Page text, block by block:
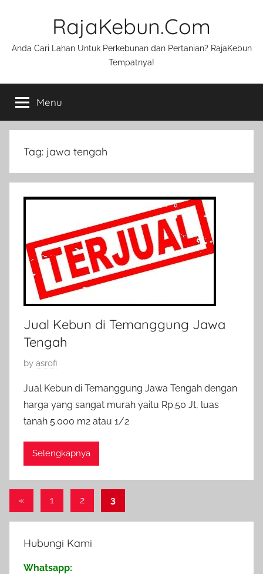
RajaKebun.Com
Anda Cari Lahan Untuk Perkebunan dan Pertanian? RajaKebun
Tempatnya!
Menu
Tag: jawa tengah
Jual Kebun di Temanggung Jawa
Tengah
P
s
t
e
d
M
2
0
by asrofi
Jual Kebun di Temanggung Jawa Tengah dengan
harga yang sangat murah yaitu Rp.50 Jt, luas
tanah 5.000 m2 atau 1/2
Selengkapnya
Paginasi
pos
«Previous
Posts
1 2 3
Hubungi Kami
Whatsapp: